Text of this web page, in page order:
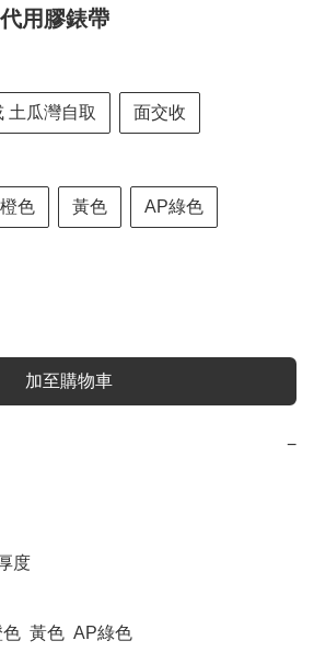
用膠錶帶
土瓜灣自取 面交收
橙色 黃色 AP綠色
加至購物車
−
度
黃色  AP綠色